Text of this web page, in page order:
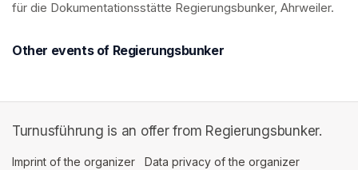
für die Dokumentationsstätte Regierungsbunker, Ahrweiler.
Other events of Regierungsbunker
Turnusführung is an offer from Regierungsbunker.
Imprint of the organizer (opens in a new tab)
Data privacy of the organizer